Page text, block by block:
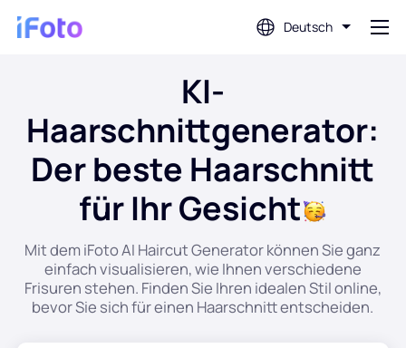
Deutsch
AI-Fotoeditor
Hintergrundentferner
Fotoverbesserung
Profilbild-Ersteller
KI-
Haarschnittgenerator:
Der beste Haarschnitt
für Ihr Gesicht
Mit dem iFoto AI Haircut Generator können Sie ganz
einfach visualisieren, wie Ihnen verschiedene
Frisuren stehen. Finden Sie Ihren idealen Stil online,
bevor Sie sich für einen Haarschnitt entscheiden.